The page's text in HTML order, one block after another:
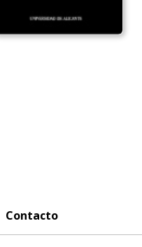
Contacto